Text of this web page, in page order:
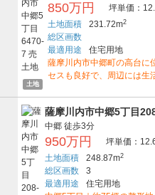
土地
850万円
坪単価：
土地面積
231.72m2
総区画数
最適用途
住宅用地
薩摩川内市中郷町の高台に
セスも良好で、周辺には生
薩摩川内市中郷5丁目
中郷 徒歩3分
950万円
坪単価：
土地面積
248.87m2
総区画数
3
最適用途
住宅用地